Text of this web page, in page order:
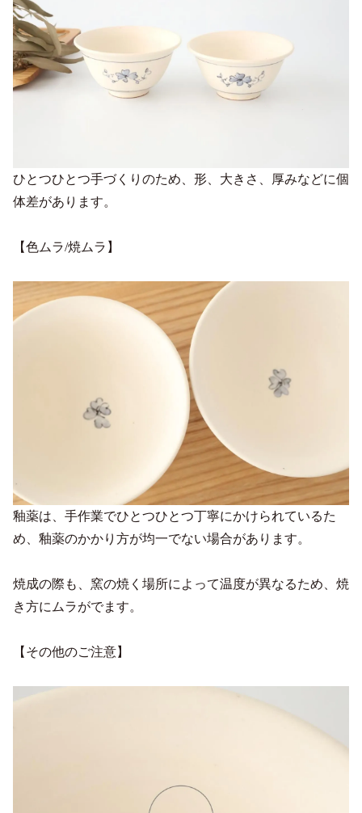
ひとつひとつ手づくりのため、形、大きさ、厚みなどに個
体差があります。
【色ムラ/焼ムラ】
釉薬は、手作業でひとつひとつ丁寧にかけられているた
め、釉薬のかかり方が均一でない場合があります。
焼成の際も、窯の焼く場所によって温度が異なるため、焼
き方にムラがでます。
【その他のご注意】